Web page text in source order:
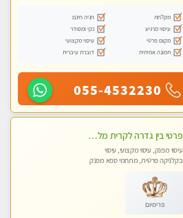
מקלחת
חניה חינם
עיסוי מרגיע
נקי ומסודר
מקום פרטי
עיסוי מקצועי
תמונה אמיתית
דוברת עיברית
055-4532230
פרטי בין גדרה לקרית מלאכי VIP-מומלץ לחלוטין! פרטי! ​​​​​​ ללא מין! Highly recommended
עיסוי מפנק, עיסוי מקצועי, עיסוי
בקלניקה פרטית, מתחמי ספא מפנק
פרימיום